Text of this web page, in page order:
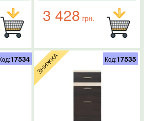
3 428 грн.
17534 Код:17535